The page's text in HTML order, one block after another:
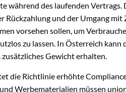
während des laufenden
Rückzahlung und der Umgang
vorsehen sollen, um
zu lassen. In Österreich kann
Gewicht erhalten.
die Richtlinie erhöhte
Werbematerialien müssen